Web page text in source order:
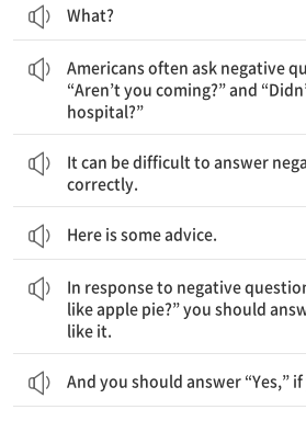
What?
Americans often ask negative
“Aren’t you coming?” and
hospital?”
It can be difficult to answer
correctly.
Here is some advice.
In response to negative
like apple pie?” you should
like it.
And you should answer “Yes,”